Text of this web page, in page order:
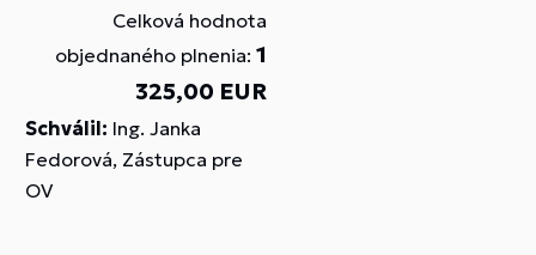
Celková hodnota
objednaného plnenia: 1
325,00 EUR
Schválil: Ing. Janka
Fedorová, Zástupca pre
OV